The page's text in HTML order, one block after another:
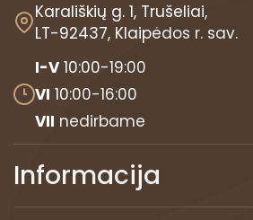
Karališkių g. 1, Trušeliai,
LT-92437, Klaipėdos r. sav.
I-V 10:00-19:00
VI 10:00-16:00
VII nedirbame
Informacija